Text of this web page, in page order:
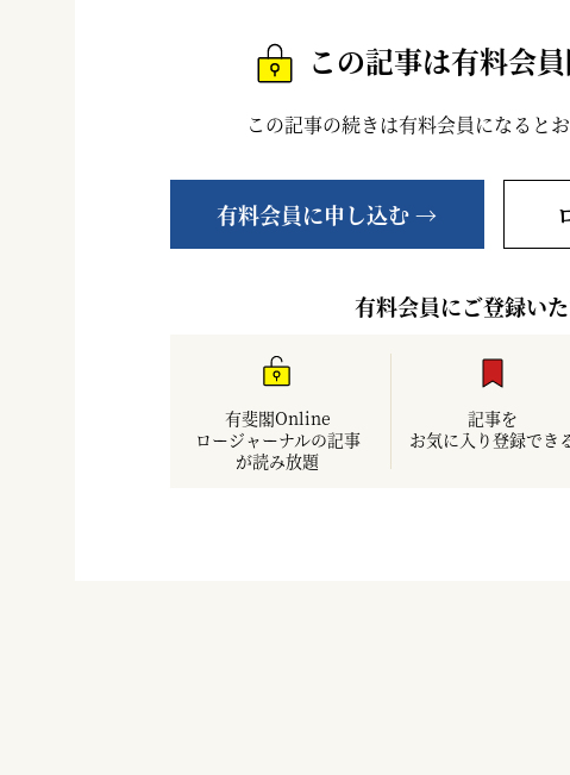
この記事は有料会
この記事の続きは有料会員になると
有料会員に申し込む →
有料会員にご登録い
有斐閣Online
ロージャーナルの記事
が読み放題
記事を
お気に入り登録でき